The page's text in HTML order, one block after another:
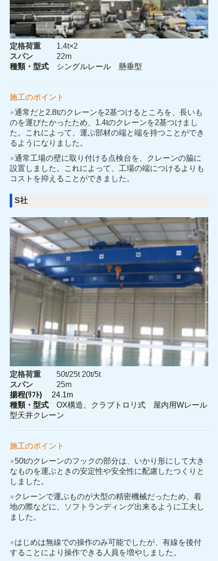
定格荷重 1.4t×2
スパン 22m
種類・型式 シングルレール 懸垂型
施工のポイント
●通常だと2.8tのクレーンを2基つけるところを、長いも
のを運びたかったため、1.4tのクレーンを2基つけまし
た。これによって、運ぶ部材の端と端を持つことができ
るようになりました。
●通常工場の壁に取り付ける点検台を、クレーンの脇に
設置しました。これによって、工場の端につけるよりも
コストを抑えることができました。
S社
定格荷重 50t/25t 20t/5t
スパン 25m
揚程(ﾘﾌﾄ) 24.1m
種類・型式 OX構造、クラブトロリ式 屋内用Wレール
型天井クレーン
施工のポイント
●50tのクレーンのフックの部分は、いかり形にして大き
なものを運ぶときの安定性や安全性に配慮したつくりと
しました。
● クレーンで運ぶものが大型の精密機械だったため、着
地の際などに、ソフトランディング出来るように工夫し
ました。
●はじめは無線での操作のみ可能でしたが、有線を後付
することにより操作できる人員を増やしました。